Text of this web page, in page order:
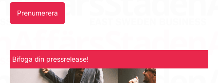
Prenumerera
Bifoga din pressrelease!